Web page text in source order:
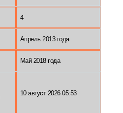
4
Апрель 2013 года
Май 2018 года
10 август 2026 05:53